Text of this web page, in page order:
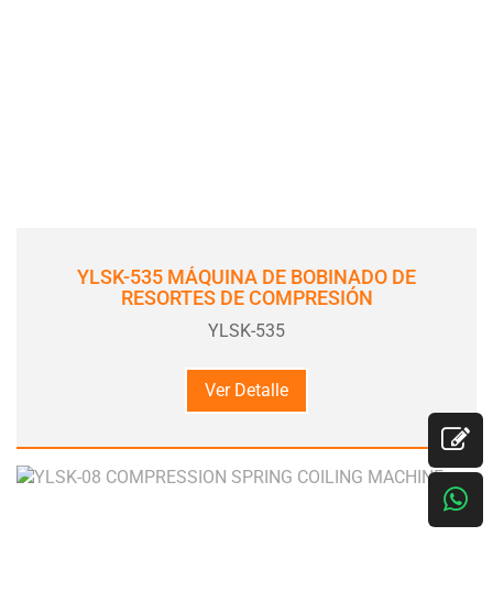
YLSK-535 MÁQUINA DE BOBINADO DE
RESORTES DE COMPRESIÓN
YLSK-535
Ver Detalle